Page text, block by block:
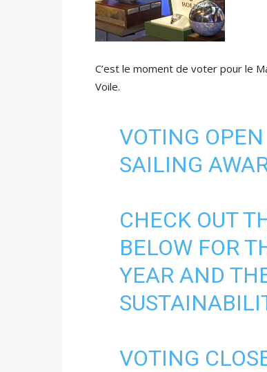
C’est le moment de voter pour le
Voile.
VOTING OPEN
SAILING
CHECK OUT
BELOW FOR
YEAR AND
VOTING